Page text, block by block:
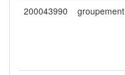
200043990 groupement